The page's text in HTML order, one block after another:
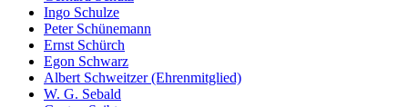
Ingo Schulze
Peter Schünemann
Ernst Schürch
Egon Schwarz
Albert Schweitzer (Ehrenmitglied)
W. G. Sebald